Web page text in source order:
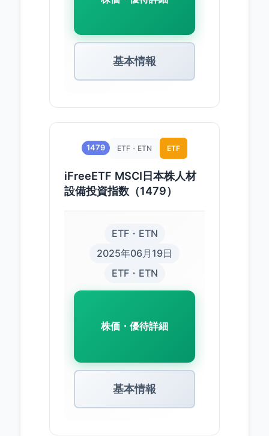
基本情報
1479 ETF・ETN ETF
iFreeETF MSCI日本株人材
設備投資指数（1479）
ETF・ETN
2025年06月19日
ETF・ETN
株価・優待詳細
基本情報